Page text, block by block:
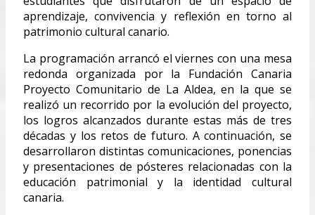
aprendizaje, convivencia y reflexión en torno al
patrimonio cultural canario.
La programación arrancó el viernes con una mesa
redonda organizada por la Fundación Canaria
Proyecto Comunitario de La Aldea, en la que se
realizó un recorrido por la evolución del proyecto,
los logros alcanzados durante estas más de tres
décadas y los retos de futuro. A continuación, se
desarrollaron distintas comunicaciones, ponencias
y presentaciones de pósteres relacionadas con la
educación patrimonial y la identidad cultural
canaria.